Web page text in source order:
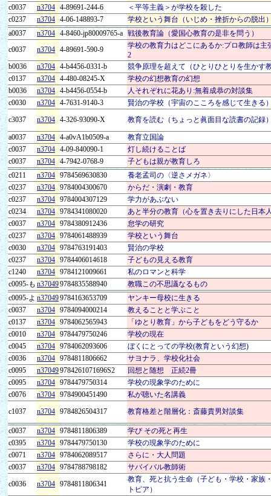
c0037
n3704 4-89691-244-6
＜平等主義＞が学校を殺した
c0237
n3704 4-06-148893-7
学校という舞台（いじめ・挫折からの脱出
a0037
n3704 4-8460-jp80009765-a 戦後教育論（愛国心教育の是非を問う）
c0037
n3704 4-89691-590-9
学校の教育力はどこにあるか:プロ教師は主
2
b0036
n3704 4-b4456-0331-b
競争原理を超えて（ひとりひとりを生かす
c0137
n3704 4-480-08245-X
学校の幻想教育の幻想
b0036
n3704 4-b4456-0554-b
人それぞれに花あり:無着成恭の対談集
c0030
n3704 4-7631-9140-3
賢治の学校（宇宙のこころを感じて生きる
c3037
n3704 4-326-93090-X 教育を読む（ちょっと眞面目な読書の記録
a0037 n3704 4-a0vA1b0509-a
教育立国論
c0037
n3704 4-09-840090-1
灯し続けることば
c0037
n3704 4-7942-0768-9
子どもは親が教育しろ
c0211
n3704 9784569630830
養老孟司の〈逆さメガネ〉
c0237
n3704 9784004300670
からだ・演劇・教育
c0237
n3704 9784004307129
学力があぶない
c0234
n3704 9784341080020
あと半分の教育（心を置き去りにした日本
c0037
n3704 9784380912436
怠学の研究
c0237
n3704 9784061488939
学校という舞台
c0030
n3704 9784763191403
賢治の学校
c0237
n3704 9784406014618
子どもの見える教育
c1240
n3704 9784121009661
私のロマンと科学
c0095-も n370499784835588940
教職この不思議なるもの
c0095-よ n370499784163653709
ヤンキー母校に生きる
c0037
n3704 9784094000214
教えることと学ぶこと
c0137
n3704 9784062565943
「ゆとり教育」から子どもをどう守るか
c0010
n3704 9784479750246
学校の現在
c0045
n3704 9784062093606
ぼくにとっての学校(教育という幻想)
c0036
n3704 9784811806662
サヨナラ、学校化社会
c0095
n370499784261071696S2
回想と随想 正続2冊
c0095
n3704 9784479750314
学校の現象学のために
c0076
n3704 9784900451490
私が聴いた名講義
c1037
n3704 9784826504317 教育格差と階層化：斎藤貴男対談集
c0037 n3704 9784811806389
学び その死と再生
c0395
n3704 9784479750130
学校の現象学のために
c0071
n3704 9784062089517
さらに・大人問題
c0037
n3704 9784788798182
サバイバル教師術
c0036
n3704 9784811806341
教育、死と抗う生命（子ども・学校・家族
トピア）